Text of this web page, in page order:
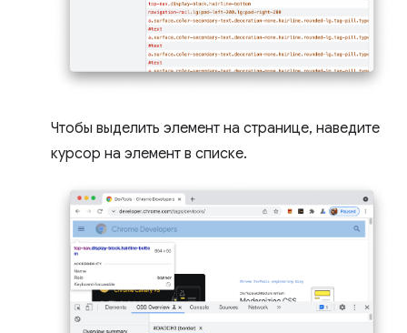
Чтобы выделить элемент на странице, наведите
курсор на элемент в списке.